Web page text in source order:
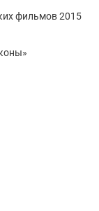
фильмов 2015